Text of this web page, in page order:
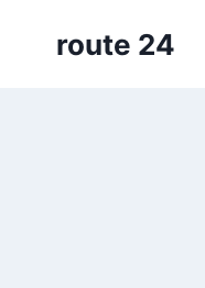
sisältöönroute 24